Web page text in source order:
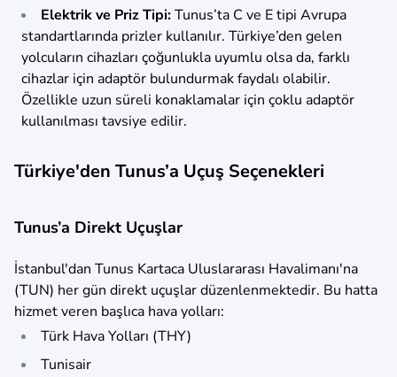
Elektrik ve Priz Tipi:Tunus’ta C ve E tipi Avrupa
standartlarında prizler kullanılır. Türkiye’den gelen
yolcuların cihazları çoğunlukla uyumlu olsa da, farklı
cihazlar için adaptör bulundurmak faydalı olabilir.
Özellikle uzun süreli konaklamalar için çoklu adaptör
kullanılması tavsiye edilir.
Türkiye'den Tunus’a Uçuş Seçenekleri
Tunus’a Direkt Uçuşlar
İstanbul'dan Tunus Kartaca Uluslararası Havalimanı'na
(TUN) her gün direkt uçuşlar düzenlenmektedir. Bu hatta
hizmet veren başlıca hava yolları:​
Türk Hava Yolları (THY)
Tunisair